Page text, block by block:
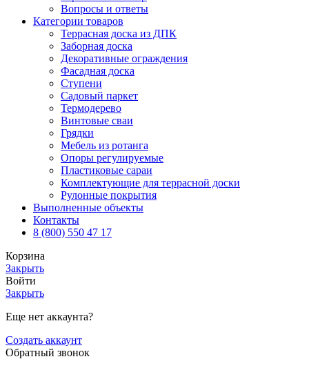
Вопросы и ответы
Категории товаров
Террасная доска из ДПК
Заборная доска
Декоративные ограждения
Фасадная доска
Ступени
Садовый паркет
Термодерево
Винтовые сваи
Грядки
Мебель из ротанга
Опоры регулируемые
Пластиковые сараи
Комплектующие для террасной доски
Рулонные покрытия
Выполненные объекты
Контакты
8 (800) 550 47 17
Корзина
Закрыть
Войти
Закрыть
Еще нет аккаунта?
Создать аккаунт
Обратный звонок